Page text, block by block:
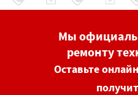
Мы
ремонту
Оставьте